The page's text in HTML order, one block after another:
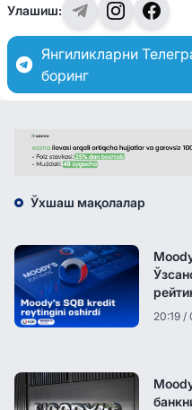
Улашиш:
Янгиликларни
боринг
Ўхшаш мақолалар
20:19 /